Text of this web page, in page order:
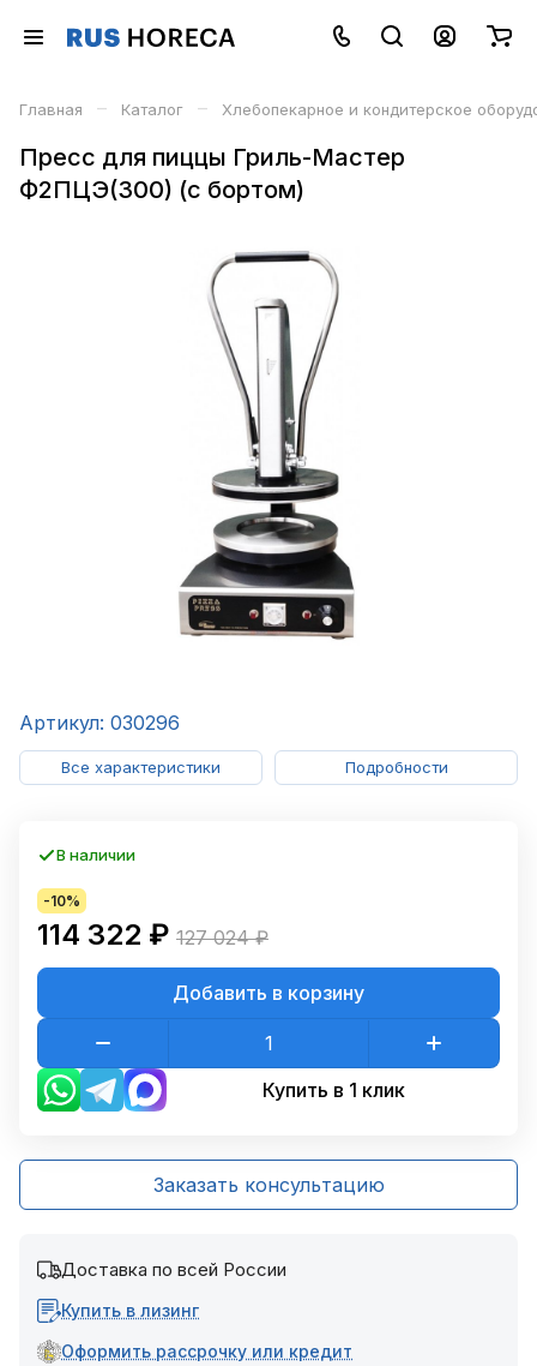
Главная – Каталог – Хлебопекарное и кондитерское
Пресс для пиццы Гриль-Мастер
Ф2ПЦЭ(300) (с бортом)
Артикул: 030296
Все характеристики Подробности
В наличии
-10%
114 322 ₽ 127 024 ₽
Добавить в корзину
Купить в 1 клик
Заказать консультацию
Доставка по всей России
Купить в лизинг
Оформить рассрочку или кредит